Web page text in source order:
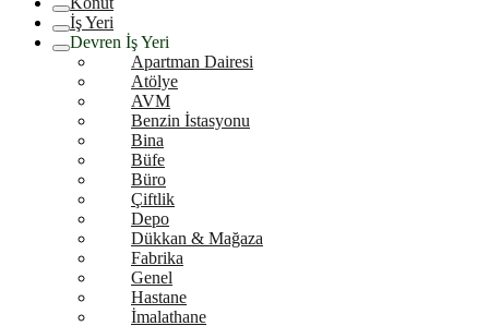
İş Yeri
Devren İş Yeri
Apartman Dairesi
Atölye
AVM
Benzin İstasyonu
Bina
Büfe
Büro
Çiftlik
Depo
Dükkan & Mağaza
Fabrika
Genel
Hastane
İmalathane